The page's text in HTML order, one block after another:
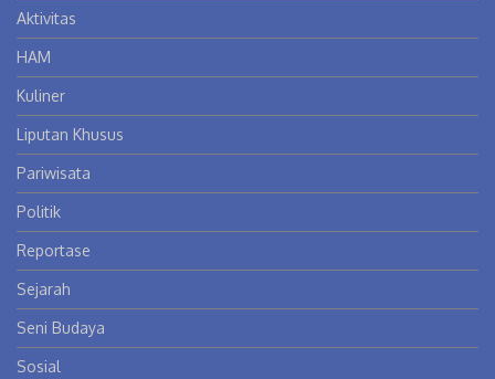
Aktivitas
HAM
Kuliner
Liputan Khusus
Pariwisata
Politik
Reportase
Sejarah
Seni Budaya